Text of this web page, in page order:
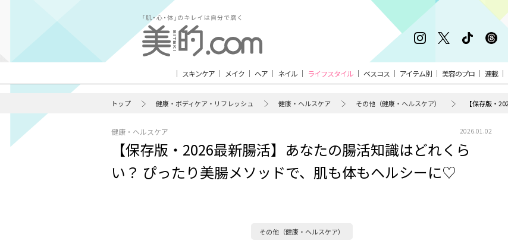
スキンケア メイク ヘア ネイル ライフスタイル ベスコス アイテム別 美容のプロ 連載
トップ 健康・ボディケア・リフレッシュ 健康・ヘルスケア その他（健康・ヘルスケア）
健康・ヘルスケア 2026.01.02
【保存版・2026最新腸活】あなたの腸活知識はどれくら
い？ ぴったり美腸メソッドで、肌も体もヘルシーに♡
その他（健康・ヘルスケア）